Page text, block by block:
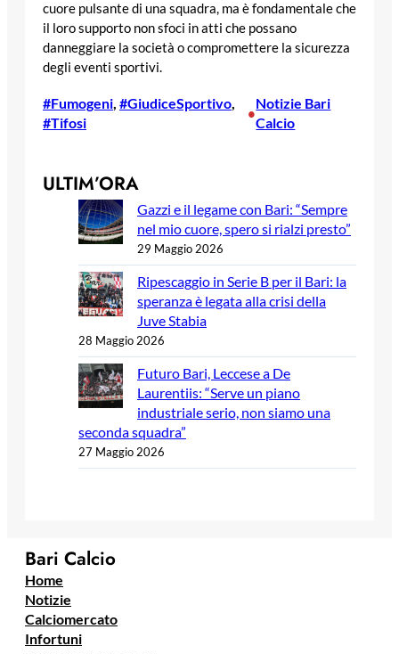
cuore pulsante di una squadra, ma è fondamentale che
il loro supporto non sfoci in atti che possano
danneggiare la società o compromettere la sicurezza
degli eventi sportivi.
#Fumogeni, #GiudiceSportivo
#Tifosi
•
Notizie Bari
Calcio
ULTIM’ORA
Gazzi e il legame con Bari: “Sempre
nel mio cuore, spero si rialzi presto”
29 Maggio 2026
Ripescaggio in Serie B per il Bari: la
speranza è legata alla crisi della
Juve Stabia
28 Maggio 2026
Futuro Bari, Leccese a De
Laurentiis: “Serve un piano
industriale serio, non siamo una
seconda squadra”
27 Maggio 2026
Bari Calcio
Home
Notizie
Calciomercato
Infortuni